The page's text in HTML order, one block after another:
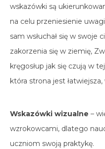
wskazówki są
na celu przeniesienie
sam wsłuchał się w swoje
zakorzenia się w ziemię,
kręgosłup jak się czują w
która strona jest
Wskazówki wizualne –
wzrokowcami, dlatego
uczniom swoją praktykę.